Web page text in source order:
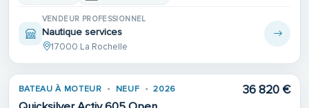
VENDEUR PROFESSIONNEL
Nautique services
17000 La Rochelle
BATEAU À MOTEUR NEUF 2026 36 820 €